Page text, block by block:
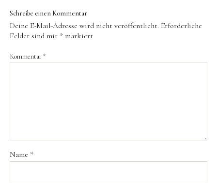
Schreibe einen Kommentar
Deine E-Mail-Adresse wird nicht veröffentlicht. Erforderliche
Felder sind mit * markiert
Kommentar *
Name *